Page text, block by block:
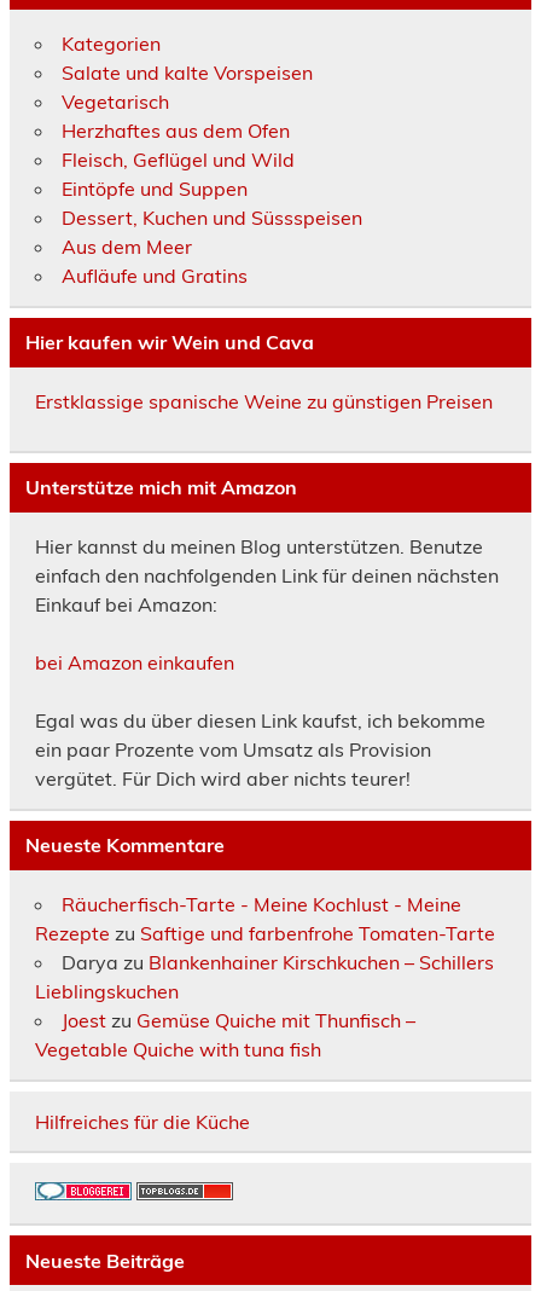
Kategorien
Salate und kalte Vorspeisen
Vegetarisch
Herzhaftes aus dem Ofen
Fleisch, Geflügel und Wild
Eintöpfe und Suppen
Dessert, Kuchen und Süssspeisen
Aus dem Meer
Aufläufe und Gratins
Hier kaufen wir Wein und Cava
Erstklassige spanische Weine zu günstigen Preisen
Unterstütze mich mit Amazon
Hier kannst du meinen Blog unterstützen. Benutze
einfach den nachfolgenden Link für deinen nächsten
Einkauf bei Amazon:
bei Amazon einkaufen
Egal was du über diesen Link kaufst, ich bekomme
ein paar Prozente vom Umsatz als Provision
vergütet. Für Dich wird aber nichts teurer!
Neueste Kommentare
Räucherfisch-Tarte - Meine Kochlust - Meine
Rezepte zu Saftige und farbenfrohe Tomaten-Tarte
Darya zu Blankenhainer Kirschkuchen – Schillers
Lieblingskuchen
Joestzu Gemüse Quiche mit Thunfisch –
Vegetable Quiche with tuna fish
Hilfreiches für die Küche
Neueste Beiträge